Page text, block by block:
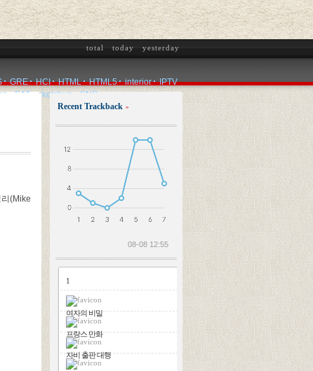
total today yesterday
GRE HCI HTML HTML5 interior
IPTV
SAT sketchup SNS
Recent Trackback »
08-08 12:55
1
여자의 비밀
프랑스 만화
자비 출판 대행
(Mike